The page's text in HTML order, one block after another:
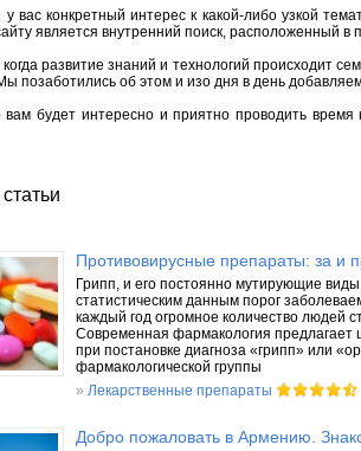
у вас конкретный интерес к какой-либо узкой
является внутренний поиск, расположенный в
развитие знаний и технологий происходит
позаботились об этом и изо дня в день
вам будет интересно и приятно проводить
Противовирусные препараты: за и
Грипп, и его постоянно мутирующие
статистическим данным порог
каждый год огромное количество людей
Современная фармакология предлагает
при постановке диагноза «грипп» или
фармакологической группы
» Лекарственные препараты
Добро пожаловать в Армению.